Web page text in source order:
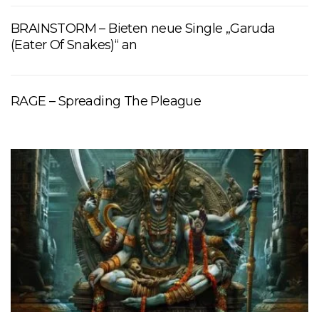
BRAINSTORM – Bieten neue Single „Garuda
(Eater Of Snakes)“ an
RAGE – Spreading The Pleague